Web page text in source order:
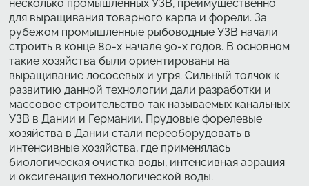
несколько промышленных УЗВ, преимущественно
для выращивания товарного карпа и форели. За
рубежом промышленные рыбоводные УЗВ начали
строить в конце 80-х начале 90-х годов. В основном
такие хозяйства были ориентированы на
выращивание лососевых и угря. Сильный толчок к
развитию данной технологии дали разработки и
массовое строительство так называемых канальных
УЗВ в Дании и Германии. Прудовые форелевые
хозяйства в Дании стали переоборудовать в
интенсивные хозяйства, где применялась
биологическая очистка воды, интенсивная аэрация
и оксигенация технологической воды.